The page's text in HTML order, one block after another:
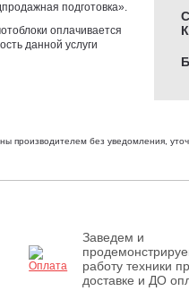
подготовка».
оплачивается
данной услуги
производителем без уведомления,
Заведем и
работу техники
доставке и ДО